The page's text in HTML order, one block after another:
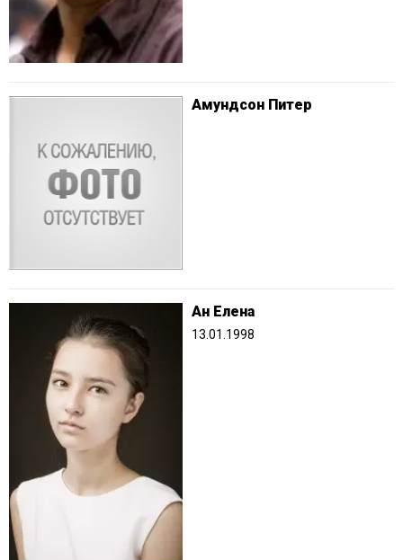
Амундсон Питер
Ан Елена
13.01.1998